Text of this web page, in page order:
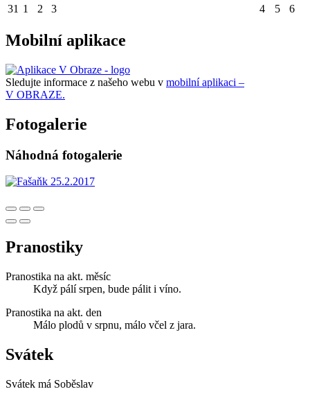
31 1 2 3 4 5 6
Mobilní aplikace
Sledujte informace z našeho webu v mobilní aplikaci –
V OBRAZE.
Fotogalerie
Náhodná fotogalerie
Pranostiky
Pranostika na akt. měsíc
Když pálí srpen, bude pálit i víno.
Pranostika na akt. den
Málo plodů v srpnu, málo včel z jara.
Svátek
Svátek má Soběslav